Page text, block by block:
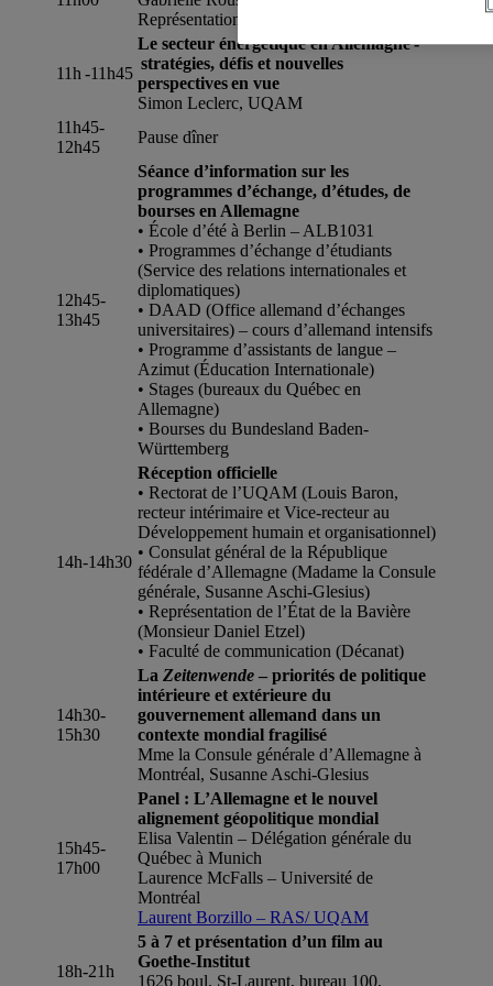
Représentation de l’État de la Bavière
11h -11h45
Le secteur énergétique en Allemagne -
stratégies, défis et nouvelles
perspectives en vue
Simon Leclerc, UQAM
11h45-
12h45
Pause dîner
12h45-
13h45
Séance d’information sur les
programmes d’échange, d’études, de
bourses en Allemagne
• École d’été à Berlin – ALB1031
• Programmes d’échange d’étudiants
(Service des relations internationales et
diplomatiques)
• DAAD (Office allemand d’échanges
universitaires) – cours d’allemand intensifs
• Programme d’assistants de langue –
Azimut (Éducation Internationale)
• Stages (bureaux du Québec en
Allemagne)
• Bourses du Bundesland Baden-
Württemberg
14h-14h30
Réception officielle
• Rectorat de l’UQAM (Louis Baron,
recteur intérimaire et Vice-recteur au
Développement humain et organisationnel)
• Consulat général de la République
fédérale d’Allemagne (Madame la Consule
générale, Susanne Aschi-Glesius)
• Représentation de l’État de la Bavière
(Monsieur Daniel Etzel)
• Faculté de communication (Décanat)
14h30-
15h30
La Zeitenwende – priorités de politique
intérieure et extérieure du
gouvernement allemand dans un
contexte mondial fragilisé
Mme la Consule générale d’Allemagne à
Montréal, Susanne Aschi-Glesius
15h45-
17h00
Panel : L’Allemagne et le nouvel
alignement géopolitique mondial
Elisa Valentin – Délégation générale du
Québec à Munich
Laurence McFalls – Université de
Montréal
Laurent Borzillo – RAS/ UQAM
18h-21h
5 à 7 et présentation d’un film au
Goethe-Institut
1626 boul. St-Laurent, bureau 100,